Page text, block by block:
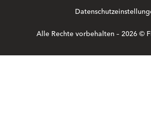
Alle Rechte vorbehalten – 2026 ©